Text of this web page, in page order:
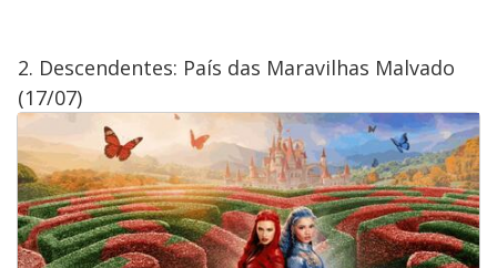
2. Descendentes: País das Maravilhas Malvado
(17/07)